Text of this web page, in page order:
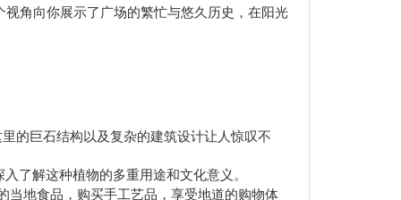
视角向你展示了广场的繁忙与悠久历史，在阳光
的巨石结构以及复杂的建筑设计让人惊叹不
了解这种植物的多重用途和文化意义。
当地食品，购买手工艺品，享受地道的购物体